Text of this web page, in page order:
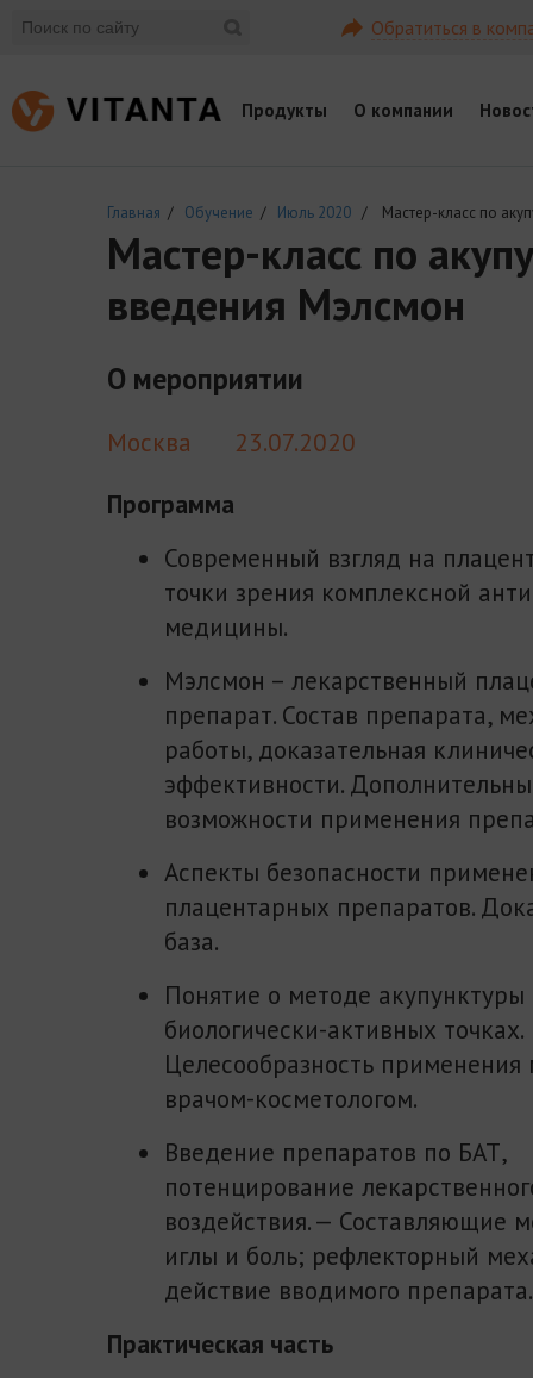
Обратиться в
Продукты О компании
Главная / Обучение / Июль 2020 / Мастер-класс по
Мастер-класс по
введения Мэлсмон
О мероприятии
Москва
23.07.2020
Программа
Современный взгляд на
точки зрения комплексной
медицины.
Мэлсмон – лекарственный
препарат. Состав препарата,
работы, доказательная
эффективности.
возможности применения
Аспекты безопасности
плацентарных препаратов.
база.
Понятие о методе акупунктуры
биологически-активных точках.
Целесообразность
врачом-косметологом.
Введение препаратов по БАТ,
потенцирование
воздействия. — Составляющие
иглы и боль; рефлекторный
действие вводимого препарата.
Практическая часть